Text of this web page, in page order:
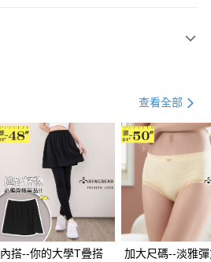
查看全部
內搭--你的大學T疊搭
加大尺碼--淡雅